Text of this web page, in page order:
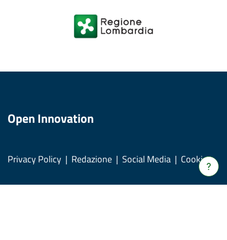
Verrà
Open Innovation
Privacy Policy Redazione Social Media Cookies